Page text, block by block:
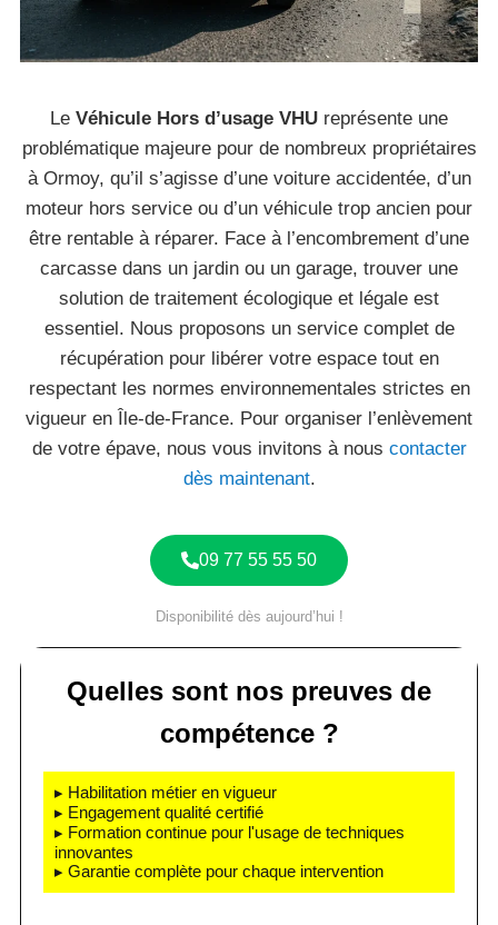
Le Véhicule Hors d’usage VHU représente une
problématique majeure pour de nombreux propriétaires
à Ormoy, qu’il s’agisse d’une voiture accidentée, d’un
moteur hors service ou d’un véhicule trop ancien pour
être rentable à réparer. Face à l’encombrement d’une
carcasse dans un jardin ou un garage, trouver une
solution de traitement écologique et légale est
essentiel. Nous proposons un service complet de
récupération pour libérer votre espace tout en
respectant les normes environnementales strictes en
vigueur en Île-de-France. Pour organiser l’enlèvement
de votre épave, nous vous invitons à nous contacter
dès maintenant.
09 77 55 55 50
Disponibilité dès aujourd’hui !
Quelles sont nos preuves de
compétence ?
▸ Habilitation métier en vigueur
▸ Engagement qualité certifié
▸ Formation continue pour l'usage de techniques
innovantes
▸ Garantie complète pour chaque intervention